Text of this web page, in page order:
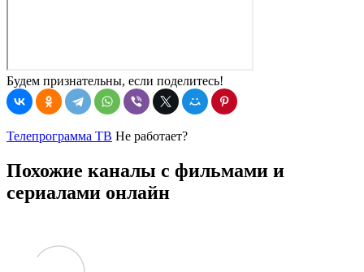
Будем признательны, если поделитесь!
Телепрограмма ТВ Не работает?
Похожие каналы с фильмами и
сериалами онлайн